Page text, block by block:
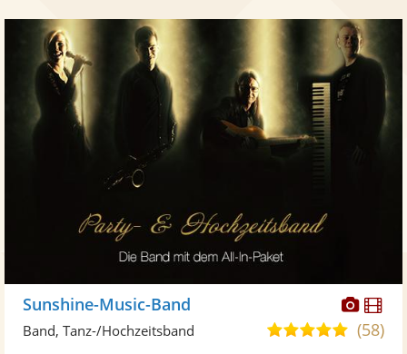
Sunshine-Music-Band
5,0(58)
Band, Tanz-/Hochzeitsband